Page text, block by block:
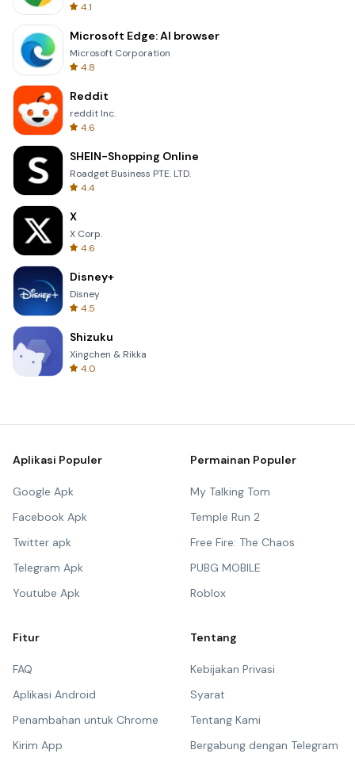
4.1
Microsoft Edge: AI browser
Microsoft Corporation
4.8
Reddit
reddit Inc.
4.6
SHEIN-Shopping Online
Roadget Business PTE. LTD.
4.4
X
X Corp.
4.6
Disney+
Disney
4.5
Shizuku
Xingchen & Rikka
4.0
Aplikasi Populer
Google Apk
Facebook Apk
Twitter apk
Telegram Apk
Youtube Apk
Permainan Populer
My Talking Tom
Temple Run 2
Free Fire: The Chaos
PUBG MOBILE
Roblox
Fitur
FAQ
Aplikasi Android
Penambahan untuk Chrome
Kirim App
Tentang
Kebijakan Privasi
Syarat
Tentang Kami
Bergabung dengan Telegram